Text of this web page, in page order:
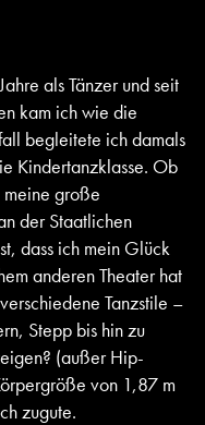
als Tänzer und seit
kam ich wie die
begleitete ich damals
Kindertanzklasse. Ob
meine große
der Staatlichen
dass ich mein Glück
anderen Theater hat
Tanzstile –
Stepp bis hin zu
(außer Hip-
von 1,87 m
zugute.